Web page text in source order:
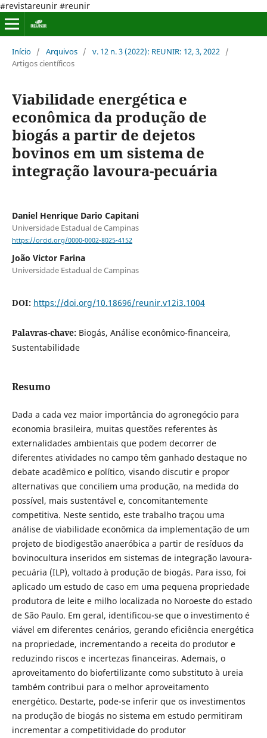
#revistareunir #reunir
Início / Arquivos / v. 12 n. 3 (2022): REUNIR: 12, 3, 2022 /
Artigos científicos
Viabilidade energética e
econômica da produção de
biogás a partir de dejetos
bovinos em um sistema de
integração lavoura-pecuária
Daniel Henrique Dario Capitani
Universidade Estadual de Campinas
https://orcid.org/0000-0002-8025-4152
João Victor Farina
Universidade Estadual de Campinas
DOI: https://doi.org/10.18696/reunir.v12i3.1004
Palavras-chave: Biogás, Análise econômico-financeira,
Sustentabilidade
Resumo
Dada a cada vez maior importância do agronegócio para
economia brasileira, muitas questões referentes às
externalidades ambientais que podem decorrer de
diferentes atividades no campo têm ganhado destaque no
debate acadêmico e político, visando discutir e propor
alternativas que conciliem uma produção, na medida do
possível, mais sustentável e, concomitantemente
competitiva. Neste sentido, este trabalho traçou uma
análise de viabilidade econômica da implementação de um
projeto de biodigestão anaeróbica a partir de resíduos da
bovinocultura inseridos em sistemas de integração lavoura-
pecuária (ILP), voltado à produção de biogás. Para isso, foi
aplicado um estudo de caso em uma pequena propriedade
produtora de leite e milho localizada no Noroeste do estado
de São Paulo. Em geral, identificou-se que o investimento é
viável em diferentes cenários, gerando eficiência energética
na propriedade, incrementando a receita do produtor e
reduzindo riscos e incertezas financeiras. Ademais, o
aproveitamento do biofertilizante como substituto à ureia
também contribui para o melhor aproveitamento
energético. Destarte, pode-se inferir que os investimentos
na produção de biogás no sistema em estudo permitiram
incrementar a competitividade do produtor